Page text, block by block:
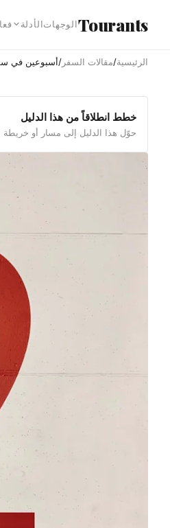
Tourantsالوجهاتالأدلة
الرئيسية/مقالات السفر /أسبوعين في
خطط انطلاقاً من هذا الدليل
حوّل هذا الدليل إلى مسار أو خريطة